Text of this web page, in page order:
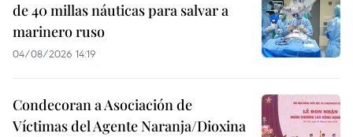
de 40 millas náuticas para salvar a
marinero ruso
04/08/2026 14:19
Condecoran a Asociación de
Víctimas del Agente Naranja/Dioxina